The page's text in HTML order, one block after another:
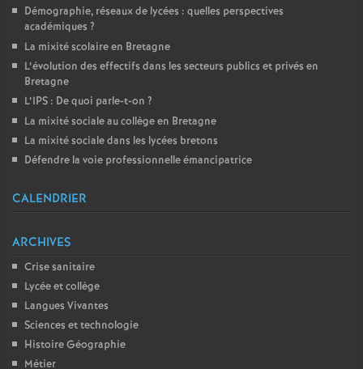
Démographie, réseaux de lycées : quelles perspectives
académiques ?
La mixité scolaire en Bretagne
L’évolution des effectifs dans les secteurs publics et privés en
Bretagne
L’IPS : De quoi parle-t-on ?
La mixité sociale au collège en Bretagne
La mixité sociale dans les lycées bretons
Défendre la voie professionnelle émancipatrice
CALENDRIER
ARCHIVES
Crise sanitaire
Lycée et collège
Langues Vivantes
Sciences et technologie
Histoire Géographie
Métier